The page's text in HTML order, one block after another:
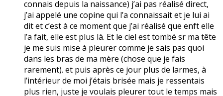
connais depuis la naissance) j’ai pas réalisé direct,
j’ai appelé une copine qui l’a connaissait et je lui ai
dit et c’est à ce moment que j’ai réalisé que enft elle
l’a fait, elle est plus là. Et le ciel est tombé sr ma tête
je me suis mise à pleurer comme je sais pas quoi
dans les bras de ma mère (chose que je fais
rarement). et puis après ce jour plus de larmes, à
l’intérieur de moi j’étais brisée mais je ressentais
plus rien, juste je voulais pleurer tout le temps mais